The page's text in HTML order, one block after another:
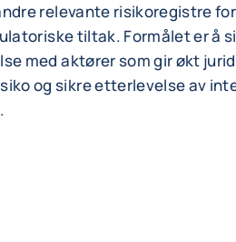
relevante risikoregistre
tiltak. Formålet er å
med aktører som gir økt
og sikre etterlevelse av